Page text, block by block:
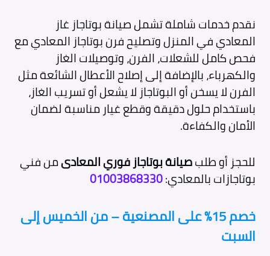
نقدم خدمات شاملة تشمل صيانة بوتاجاز غاز
المعادي في المنزل وتصليح فرن بوتاجاز المعادي مع
فحص كامل للشعلات، الفرن، وتوصيلات الغاز
والكهرباء، بالإضافة إلى إصلاح الأعطال الشائعة مثل
الفرن لا يسخن أو البوتاجاز لا يشعل أو تسريب الغاز،
باستخدام حلول دقيقة وقطع غيار مناسبة لضمان
الأمان والكفاءة.
للحجز أو طلبصيانة بوتاجاز فوري المعادىمن فني
بوتاجازات بالمعادي:01003868330
خصم 15٪ على المصنعية – من الخميس إلى
السبت